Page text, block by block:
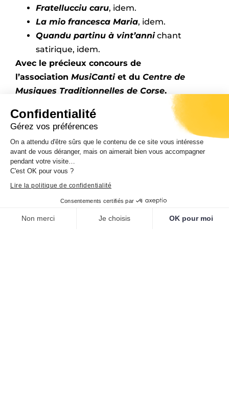
Confidentialité
Gérez vos préférences
On a attendu d'être sûrs que le contenu de ce site vous intéresse
avant de vous déranger, mais on aimerait bien vous accompagner
pendant votre visite…
C'est OK pour vous ?
Lire la politique de confidentialité
Consentements certifiés par
Non merci Je choisis OK pour moi
Fratellucciu caru, idem.
La mio francesca Maria, idem.
Quandu partinu à vint’annichant
satirique, idem.
Avec le précieux concours de
l’association MusiCanti et du Centre de
Musiques Traditionnelles de Corse.
Entrée libre
Contact et informations :
Antoine-Marie LEONELLI
Médiateur musiques traditionnelles
Musée de la Corse
Fax : 04 95 45 26 03